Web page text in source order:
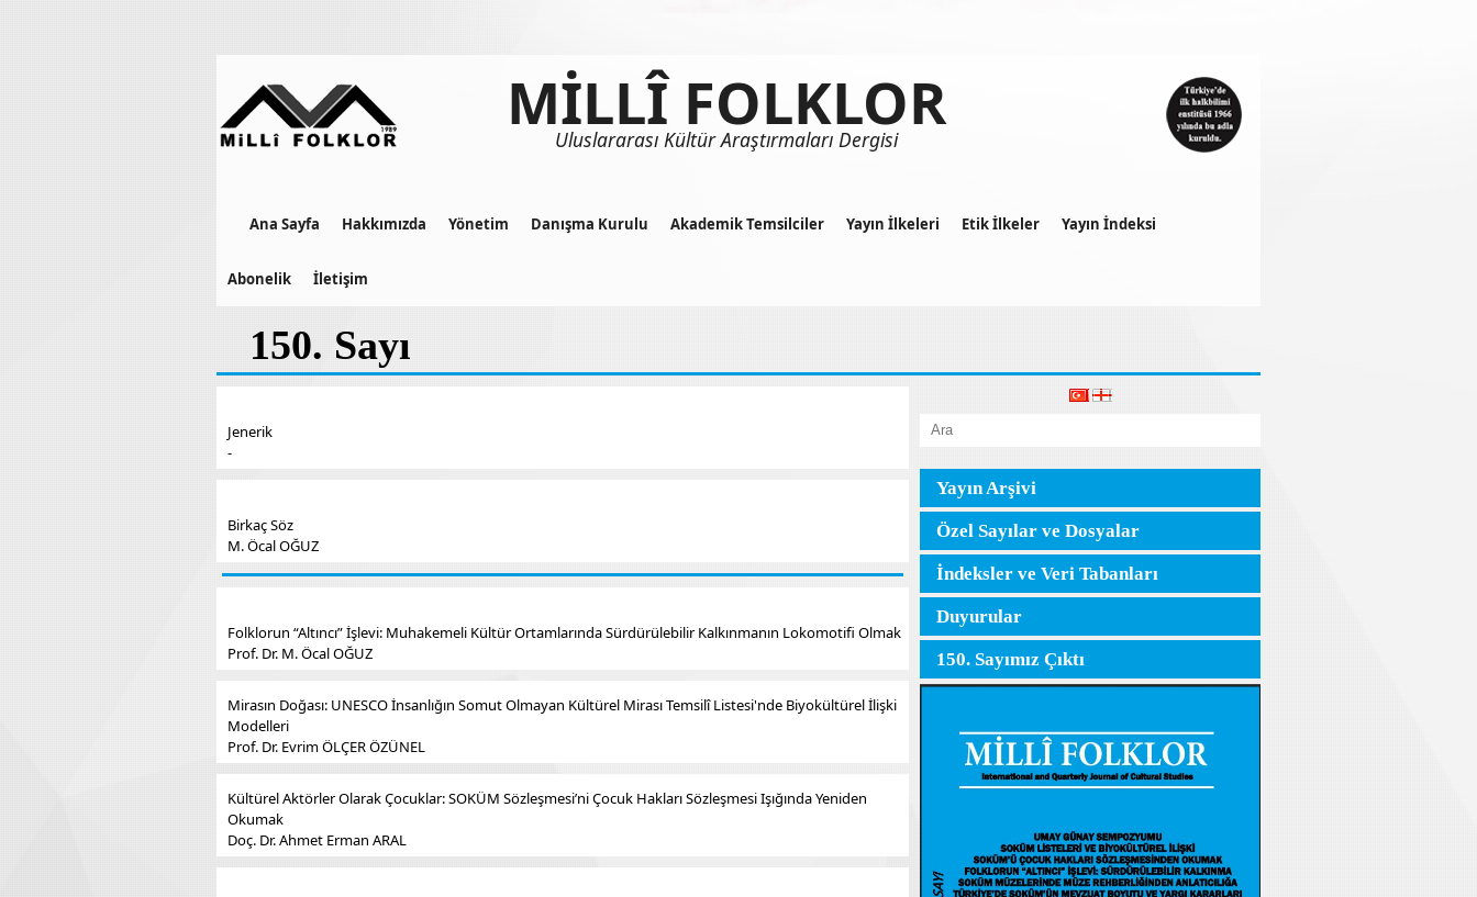
MİLLÎ FOLKLOR
Uluslararası Kültür Araştırmaları Dergisi
Ana Sayfa Hakkımızda Yönetim Danışma Kurulu Akademik Temsilciler Yayın İlkeleri Etik İlkeler Yayın İndeksi
Abonelik İletişim
150. Sayı
Jenerik
-
Birkaç Söz
M. Öcal OĞUZ
Folklorun “Altıncı” İşlevi: Muhakemeli Kültür Ortamlarında Sürdürülebilir Kalkınmanın Lokomotifi Olmak
Prof. Dr. M. Öcal OĞUZ
Mirasın Doğası: UNESCO İnsanlığın Somut Olmayan Kültürel Mirası Temsilî Listesi'nde Biyokültürel İlişki
Modelleri
Prof. Dr. Evrim ÖLÇER ÖZÜNEL
Kültürel Aktörler Olarak Çocuklar: SOKÜM Sözleşmesi’ni Çocuk Hakları Sözleşmesi Işığında Yeniden
Okumak
Doç. Dr. Ahmet Erman ARAL
Yayın Arşivi
Özel Sayılar ve Dosyalar
İndeksler ve Veri Tabanları
Duyurular
150. Sayımız Çıktı